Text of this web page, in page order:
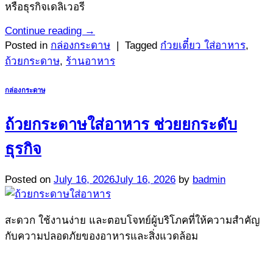
หรือธุรกิจเดลิเวอรี
Continue reading →
Posted in กล่องกระดาษ | Tagged ก๋วยเตี๋ยว ใส่อาหาร,
ถ้วยกระดาษ, ร้านอาหาร
กล่องกระดาษ
ถ้วยกระดาษใส่อาหาร ช่วยยกระดับ
ธุรกิจ
Posted on July 16, 2026July 16, 2026 by badmin
สะดวก ใช้งานง่าย และตอบโจทย์ผู้บริโภคที่ให้ความสำคัญ
กับความปลอดภัยของอาหารและสิ่งแวดล้อม